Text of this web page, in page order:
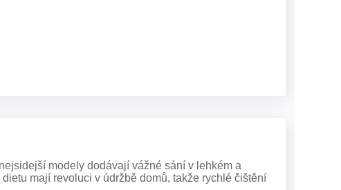
modely dodávají vážné sání v lehkém a
mají revoluci v údržbě domů, takže rychlé čištění